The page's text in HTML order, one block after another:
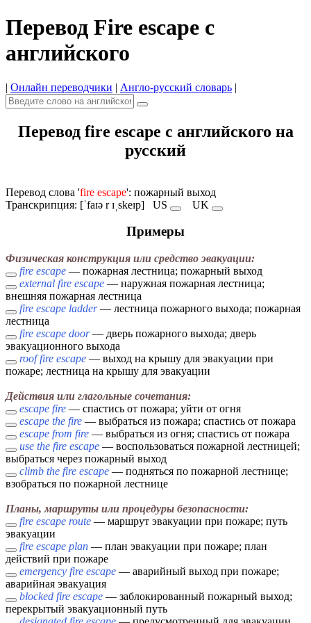
Перевод Fire escape с
английского
| Онлайн переводчики | Англо-русский словарь |
Перевод fire escape с английского на
русский
Перевод слова 'fire escape': пожарный выход
Транскрипция: [ˈfaɪə r ɪˌskeɪp] US UK
Примеры
Физическая конструкция или средство эвакуации:
fire escape — пожарная лестница; пожарный выход
external fire escape — наружная пожарная лестница;
внешняя пожарная лестница
fire escape ladder— лестница пожарного выхода; пожарная
лестница
fire escape door— дверь пожарного выхода; дверь
эвакуационного выхода
roof fire escape — выход на крышу для эвакуации при
пожаре; лестница на крышу для эвакуации
Действия или глагольные сочетания:
escape fire — спастись от пожара; уйти от огня
escape the fire — выбраться из пожара; спастись от пожара
escape from fire — выбраться из огня; спастись от пожара
use the fire escape — воспользоваться пожарной лестницей;
выбраться через пожарный выход
climb the fire escape — подняться по пожарной лестнице;
взобраться по пожарной лестнице
Планы, маршруты или процедуры безопасности:
fire escape route — маршрут эвакуации при пожаре; путь
эвакуации
fire escape plan — план эвакуации при пожаре; план
действий при пожаре
emergency fire escape — аварийный выход при пожаре;
аварийная эвакуация
blocked fire escape — заблокированный пожарный выход;
перекрытый эвакуационный путь